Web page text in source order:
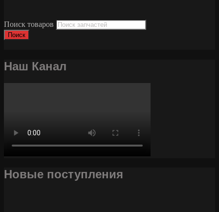
Поиск товаров
Поиск
Наш Канал
Новые поступления